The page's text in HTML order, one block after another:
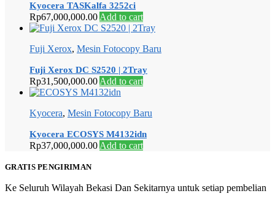
Kyocera TASKalfa 3252ci
Rp67,000,000.00Add to cart
Fuji Xerox, Mesin Fotocopy Baru
Fuji Xerox DC S2520 | 2Tray
Rp31,500,000.00Add to cart
Kyocera, Mesin Fotocopy Baru
Kyocera ECOSYS M4132idn
Rp37,000,000.00Add to cart
GRATIS PENGIRIMAN
Ke Seluruh Wilayah Bekasi Dan Sekitarnya untuk setiap pembelian